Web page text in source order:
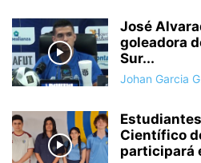
José
goleadora
Sur...
Johan Garcia
Científico
participará